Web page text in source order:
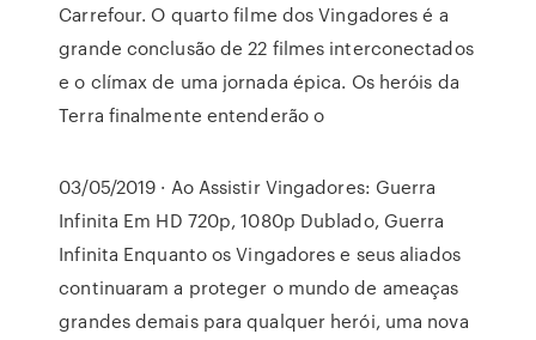
Carrefour. O quarto filme dos Vingadores é a
grande conclusão de 22 filmes interconectados
e o clímax de uma jornada épica. Os heróis da
Terra finalmente entenderão o
03/05/2019 · Ao Assistir Vingadores: Guerra
Infinita Em HD 720p, 1080p Dublado, Guerra
Infinita Enquanto os Vingadores e seus aliados
continuaram a proteger o mundo de ameaças
grandes demais para qualquer herói, uma nova